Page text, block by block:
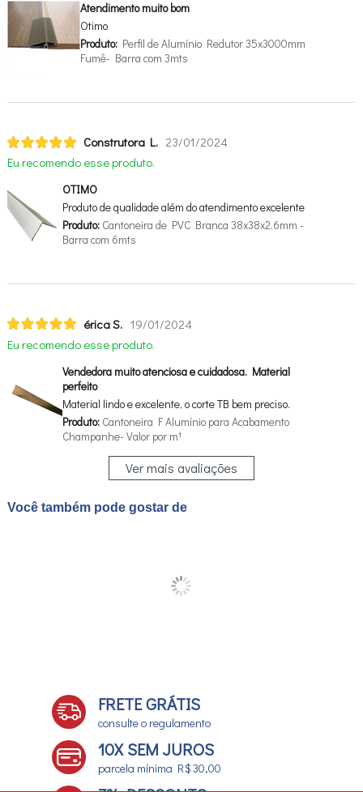
Atendimento muito bom
Otimo
Produto:Perfil de Alumínio Redutor 35x3000mm
Fumê- Barra com 3mts
Construtora L. 23/01/2024
Eu recomendo esse produto.
OTIMO
Produto de qualidade além do atendimento excelente
Produto:Cantoneira de PVC Branca 38x38x2,6mm -
Barra com 6mts
érica S. 19/01/2024
Eu recomendo esse produto.
Vendedora muito atenciosa e cuidadosa. Material
perfeito
Material lindo e excelente, o corte TB bem preciso.
Produto:Cantoneira F Alumínio para Acabamento
Champanhe- Valor por m¹
Ver mais avaliações
Você também pode gostar de
FRETE GRÁTIS
consulte o regulamento
10X SEM JUROS
parcela mínima R$ 30,00